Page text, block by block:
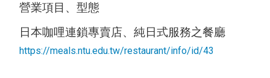
營業項目、型態
日本咖哩連鎖專賣店、純日式服務之餐廳
https://meals.ntu.edu.tw/restaurant/info/id/43